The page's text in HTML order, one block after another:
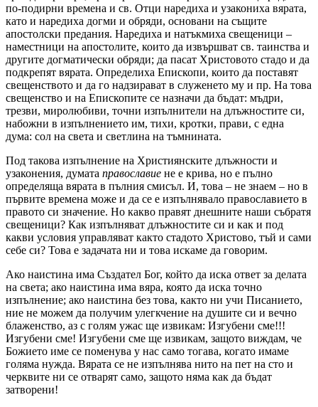
по-подирни времена и св. Отци наредиха и узакониха вярата,
като и наредиха догми и обряди, основани на същите
апостолски предания. Наредиха и натъкмиха свещеници –
наместници на апостолите, които да извършват св. таинства и
другите догматически обряди; да пасат Христовото стадо и да
подкрепят вярата. Определиха Епископи, които да поставят
свещенството и да го надзирават в служенето му и пр. На това
свещенство и на Епископите се назначи да бъдат: мъдри,
трезви, миролюбиви, точни изпълнители на длъжностите си,
набожни в изпълнението им, тихи, кротки, прави, с една
дума: сол на света и светлина на тъмнината.
Под такова изпълнение на Християнските длъжности и
узаконения, думата православие не е крива, но е пълно
определяща вярата в пълния смисъл. И, това – не знаем – но в
първите времена може и да се е изпълнявало православието в
правото си значение. Но какво правят днешните наши събратя
свещеници? Как изпълняват длъжностите си и как и под
какви условия управляват както стадото Христово, тъй и сами
себе си? Това е задачата ни и това искаме да говорим.
Ако наистина има Създател Бог, който да иска ответ за делата
на света; ако наистина има вяра, която да иска точно
изпълнение; ако наистина без това, както ни учи Писанието,
ние не можем да получим улегкчение на душите си и вечно
блаженство, аз с голям ужас ще извикам: Изгубени сме!!!
Изгубени сме! Изгубени сме ще извикам, защото виждам, че
Божието име се поменува у нас само тогава, когато имаме
голяма нужда. Вярата се не изпълнява нито на пет на сто и
черквите ни се отварят само, защото няма как да бъдат
затворени!